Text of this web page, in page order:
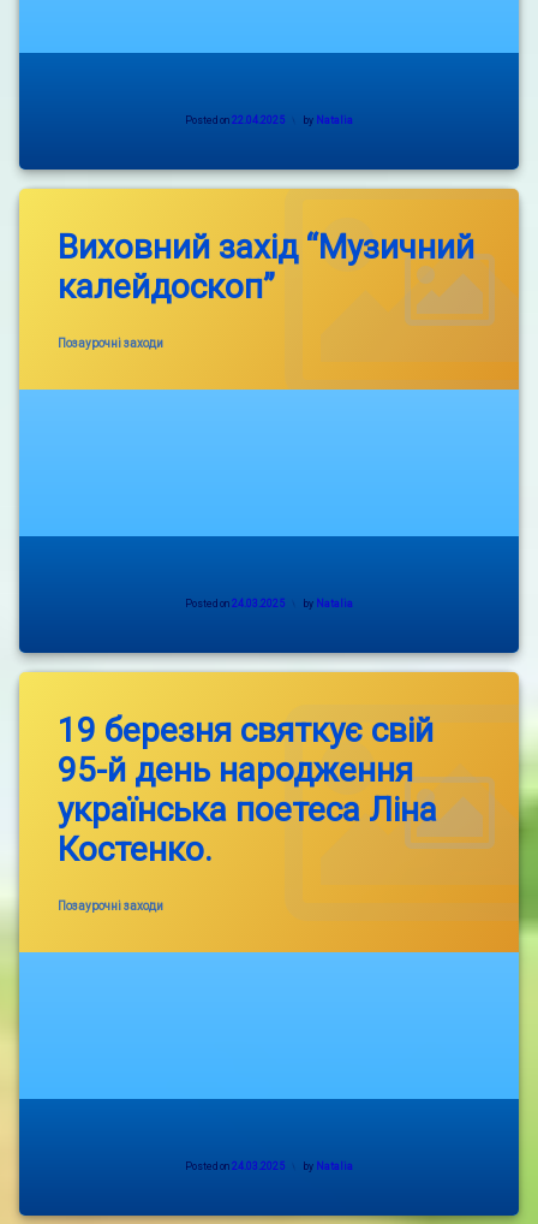
Posted on 22.04.2025 by Natalia
Виховний захід “Музичний
калейдоскоп”
Categories:
Позаурочні заходи
Posted on 24.03.2025 by Natalia
19 березня святкує свій
95-й день народження
українська поетеса Ліна
Костенко.
Categories:
Позаурочні заходи
Posted on 24.03.2025 by Natalia